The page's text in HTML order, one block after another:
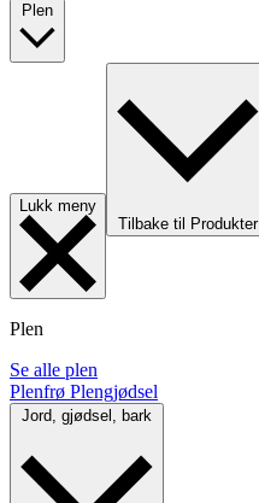
Lukk meny
Tilbake til Produkter
Plen
Se alle plen
Plenfrø Plengjødsel